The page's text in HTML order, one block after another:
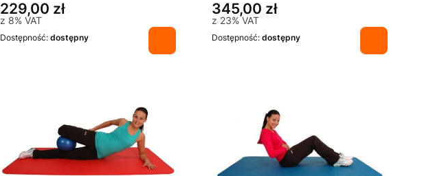
229,00 zł
z 8% VAT
Dostępność: dostępny
345,00 zł
z 23%VAT
Dostępność: dostępny